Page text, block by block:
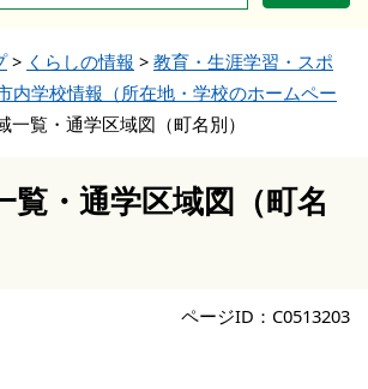
> くらしの情報 > 教育・生涯学習・スポ
内学校情報（所在地・学校のホームペー
一覧・通学区域図（町名別）
覧・通学区域図（町名
ページID：C0513203